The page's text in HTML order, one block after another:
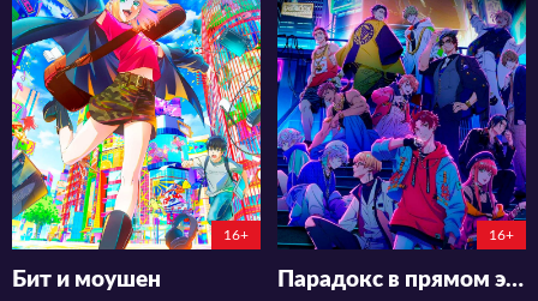
340
5 0
114:7:31:44
16+
Бит и моушен
568
9 0
117:9:24:44
16+
Парадокс в прямом эфире. Фильм